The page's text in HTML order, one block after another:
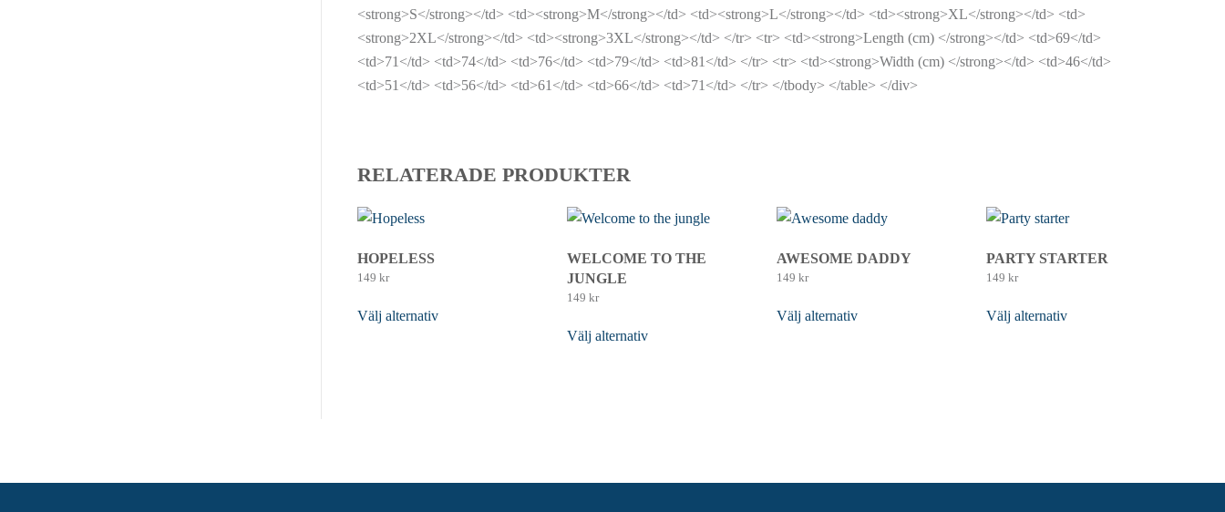
<strong>S</strong></td> <td><strong>M</strong></td> <td><strong>L</strong></td> <td><strong>XL</strong></td> <td>
<strong>2XL</strong></td> <td><strong>3XL</strong></td> </tr> <tr> <td><strong>Length (cm) </strong></td> <td>69</td>
<td>71</td> <td>74</td> <td>76</td> <td>79</td> <td>81</td> </tr> <tr> <td><strong>Width (cm) </strong></td> <td>46</td>
<td>51</td> <td>56</td> <td>61</td> <td>66</td> <td>71</td> </tr> </tbody> </table> </div>
RELATERADE PRODUKTER
HOPELESS
149 kr
Välj alternativ
WELCOME TO THE
JUNGLE
149 kr
Välj alternativ
AWESOME DADDY
149 kr
Välj alternativ
PARTY STARTER
149 kr
Välj alternativ